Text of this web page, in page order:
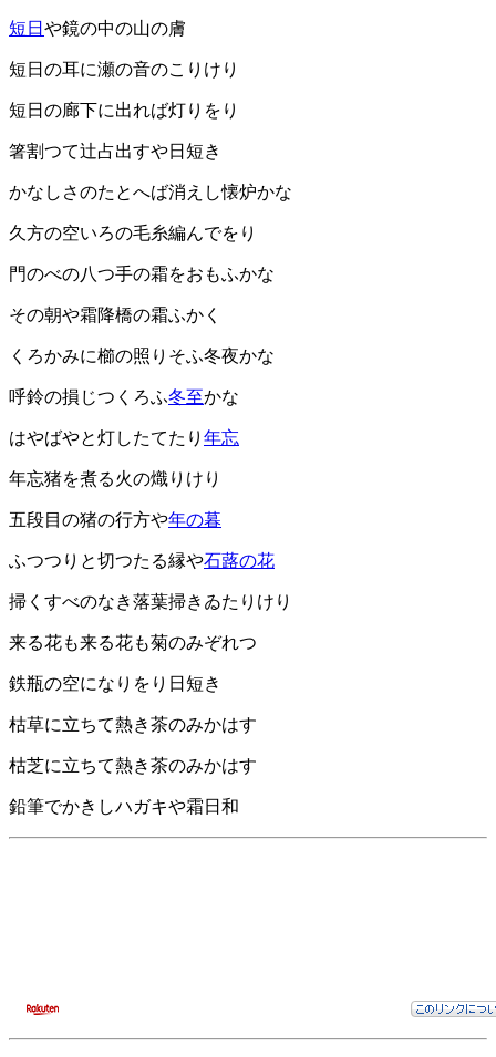
短日 や鏡の中の山の膚
短日の耳に瀬の音のこりけり
短日の廊下に出れば灯りをり
箸割つて辻占出すや日短き
かなしさのたとへば消えし懐炉かな
久方の空いろの毛糸編んでをり
門のべの八つ手の霜をおもふかな
その朝や霜降橋の霜ふかく
くろかみに櫛の照りそふ冬夜かな
呼鈴の損じつくろふ冬至かな
はやばやと灯したてたり 年忘
年忘猪を煮る火の熾りけり
五段目の猪の行方や年の暮
ふつつりと切つたる縁や石蕗の花
掃くすべのなき落葉掃きゐたりけり
来る花も来る花も菊のみぞれつゝ
鉄瓶の空になりをり日短き
枯草に立ちて熱き茶のみかはす
枯芝に立ちて熱き茶のみかはす
鉛筆でかきしハガキや霜日和